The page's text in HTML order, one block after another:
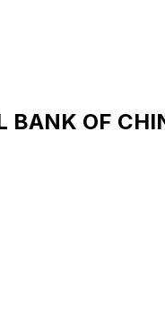
BANK OF